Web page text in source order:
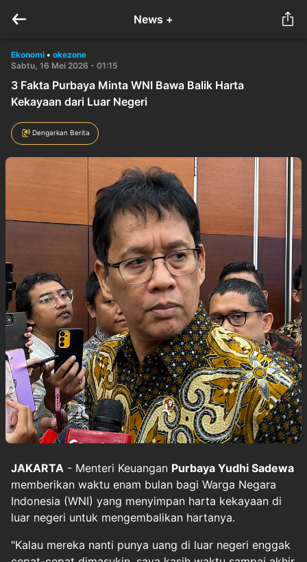
News +
Ekonomi • okezone
Sabtu, 16 Mei 2026 - 01:15
3 Fakta Purbaya Minta WNI Bawa Balik Harta
Kekayaan dari Luar Negeri
Dengarkan Berita
JAKARTA - Menteri Keuangan Purbaya Yudhi Sadewa
memberikan waktu enam bulan bagi Warga Negara
Indonesia (WNI) yang menyimpan harta kekayaan di
luar negeri untuk mengembalikan hartanya.
"Kalau mereka nanti punya uang di luar negeri enggak